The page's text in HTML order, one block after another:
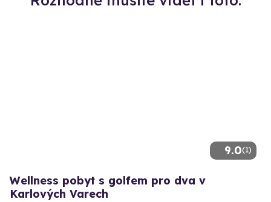
9.0(1)
Wellness pobyt s golfem pro dva v
Karlových Varech